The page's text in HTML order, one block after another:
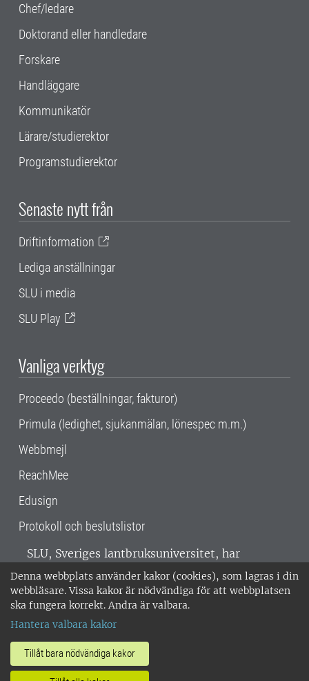
Denna webbplats använder kakor (cookies), som lagras i din
webbläsare. Vissa kakor är nödvändiga för att webbplatsen
ska fungera korrekt. Andra är valbara.
Hantera valbara kakor
Tillåt bara nödvändiga kakor
Chef/ledare
Doktorand eller handledare
Forskare
Handläggare
Kommunikatör
Lärare/studierektor
Programstudierektor
Senaste nytt från
Driftinformation
Lediga anställningar
SLU i media
SLU Play
Vanliga verktyg
Proceedo (beställningar, fakturor)
Primula (ledighet, sjukanmälan, lönespec m.m.)
Webbmejl
ReachMee
Edusign
Protokoll och beslutslistor
SLU, Sveriges lantbruksuniversitet, har
verksamhet över hela Sverige. Huvudorter är
Alnarp, Uppsala och Umeå.SLU är
miljöcertifierat enligt ISO 14001. •
018-67 10 00 • Org nr: 202100-2817 •
Om SLU:s webbplatser
•Hantera kakor•Behandling av